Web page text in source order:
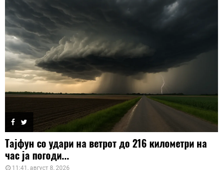
Тајфун со удари на ветрот до 216 километри на
час ја погоди...
11:41, август 8, 2026